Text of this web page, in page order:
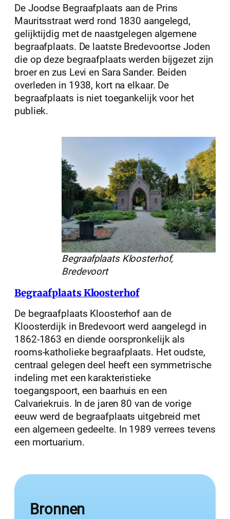
De Joodse Begraafplaats aan de Prins
Mauritsstraat werd rond 1830 aangelegd,
gelijktijdig met de naastgelegen algemene
begraafplaats. De laatste Bredevoortse Joden
die op deze begraafplaats werden bijgezet zijn
broer en zus Levi en Sara Sander. Beiden
overleden in 1938, kort na elkaar. De
begraafplaats is niet toegankelijk voor het
publiek.
Begraafplaats Kloosterhof,
Bredevoort
Begraafplaats Kloosterhof
De begraafplaats Kloosterhof aan de
Kloosterdijk in Bredevoort werd aangelegd in
1862-1863 en diende oorspronkelijk als
rooms-katholieke begraafplaats. Het oudste,
centraal gelegen deel heeft een symmetrische
indeling met een karakteristieke
toegangspoort, een baarhuis en een
Calvariekruis. In de jaren 80 van de vorige
eeuw werd de begraafplaats uitgebreid met
een algemeen gedeelte. In 1989 verrees tevens
een mortuarium.
Bronnen